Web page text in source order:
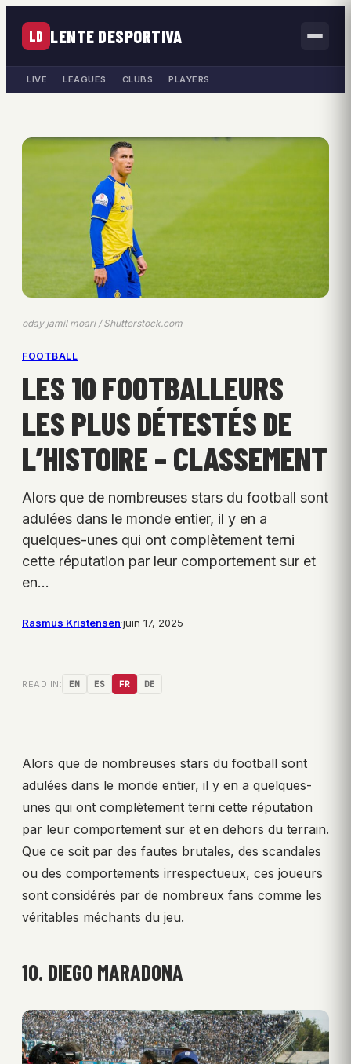
LD LENTE DESPORTIVA
LIVE LEAGUES CLUBS PLAYERS
oday jamil moari / Shutterstock.com
FOOTBALL
LES 10 FOOTBALLEURS
LES PLUS DÉTESTÉS DE
L’HISTOIRE – CLASSEMENT
Alors que de nombreuses stars du football sont
adulées dans le monde entier, il y en a
quelques-unes qui ont complètement terni
cette réputation par leur comportement sur et
en…
Rasmus Kristensen·juin 17, 2025
READ IN: EN ES FR DE
Alors que de nombreuses stars du football sont
adulées dans le monde entier, il y en a quelques-
unes qui ont complètement terni cette réputation
par leur comportement sur et en dehors du terrain.
Que ce soit par des fautes brutales, des scandales
ou des comportements irrespectueux, ces joueurs
sont considérés par de nombreux fans comme les
véritables méchants du jeu.
10. DIEGO MARADONA